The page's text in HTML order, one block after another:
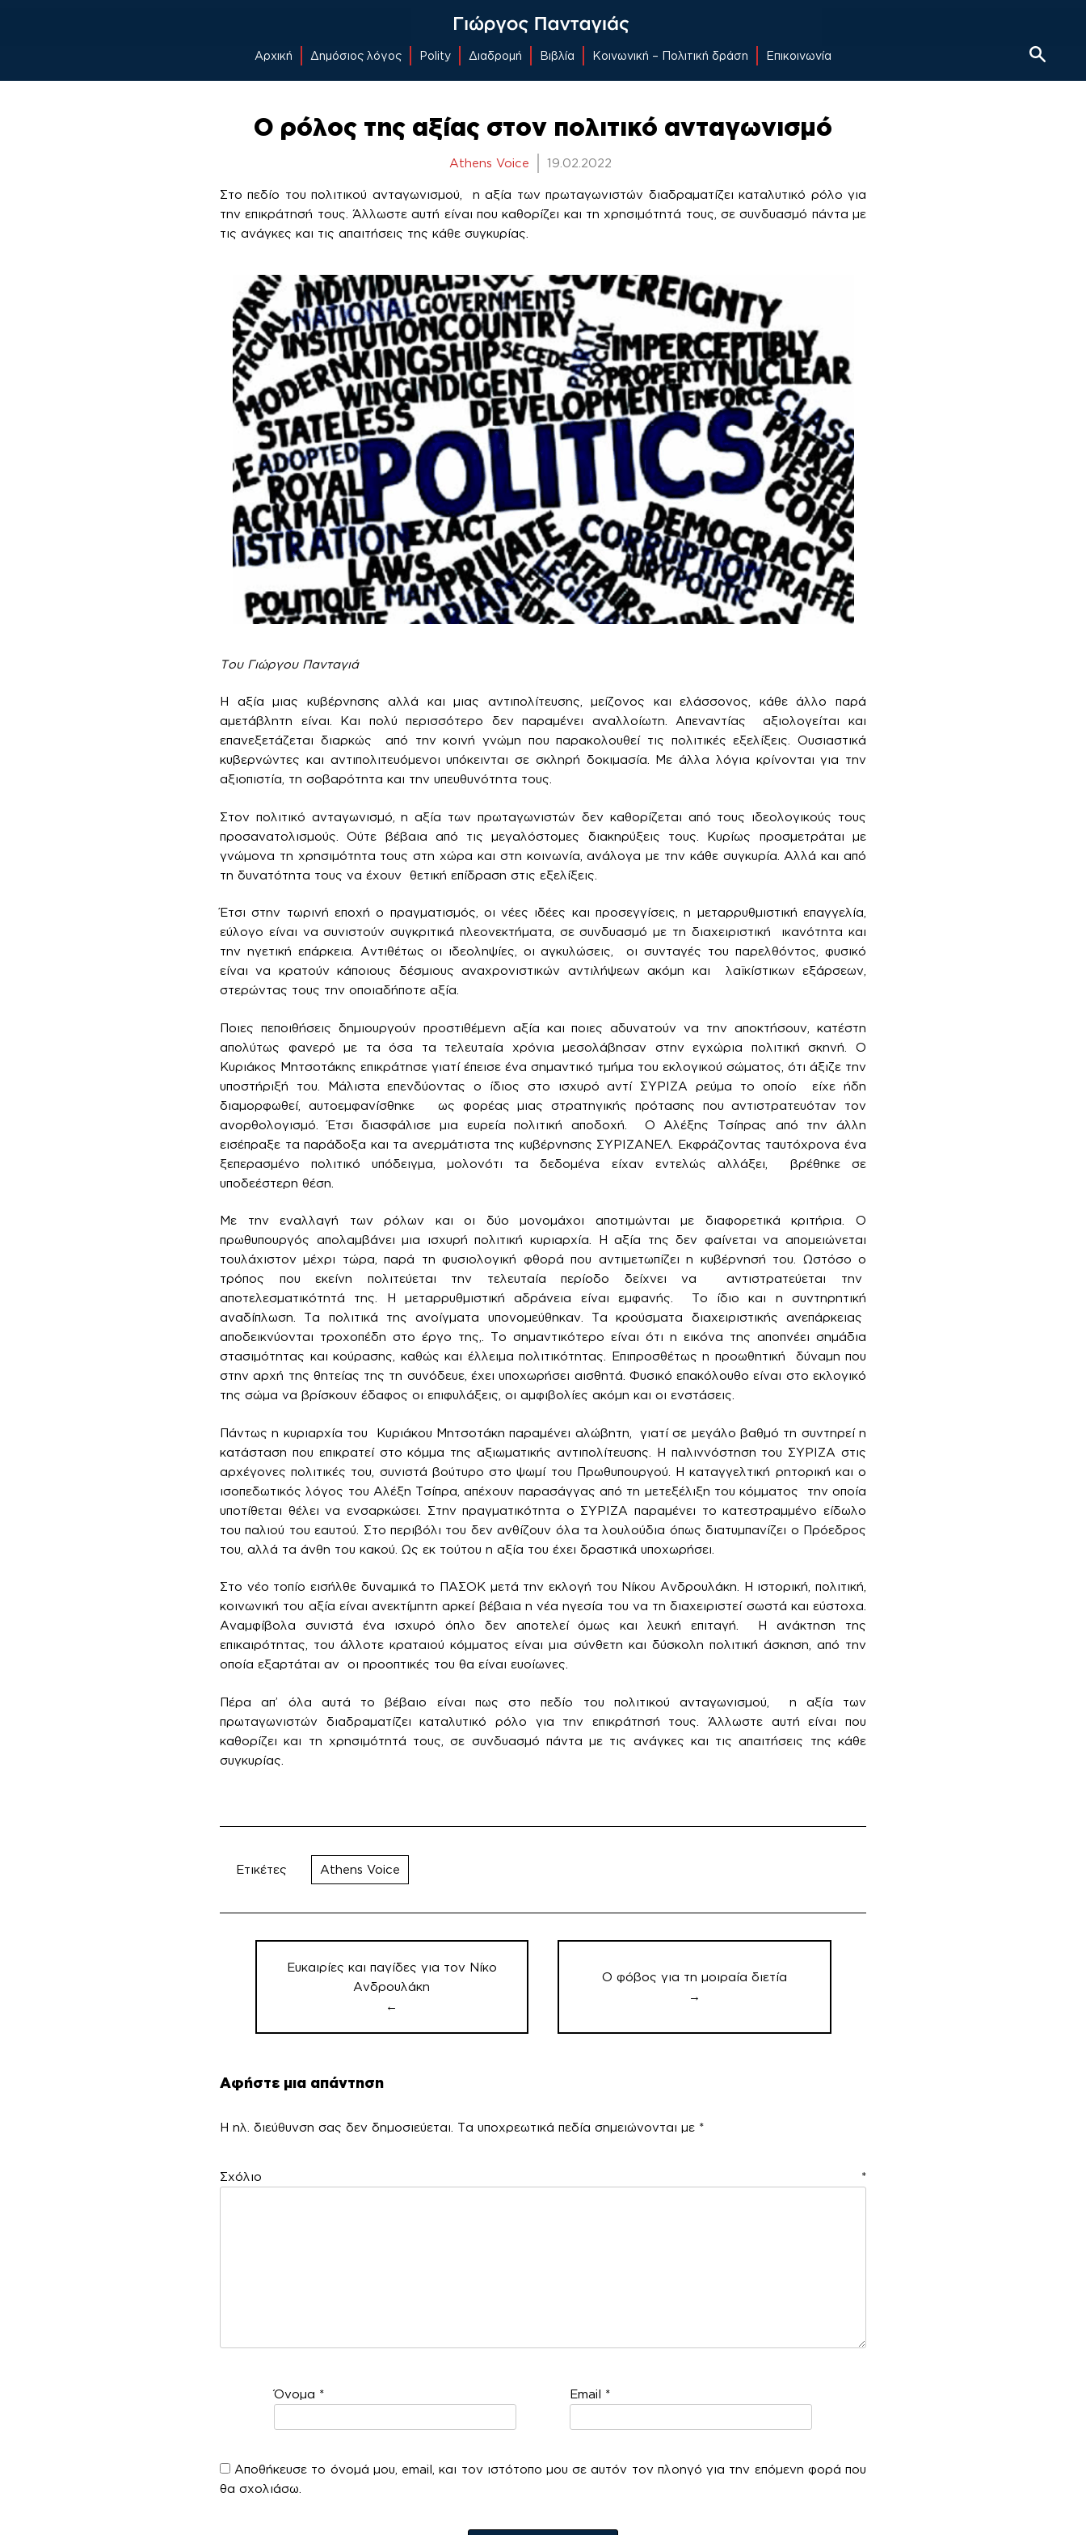
Αρχική Δημόσιος λόγος Polity Διαδρομή Βιβλία Κοινωνική – Πολιτική δράση Επικοινωνία
Ο ρόλος της αξίας στον πολιτικό ανταγωνισμό
Athens Voice 19.02.2022
Στο πεδίο του πολιτικού ανταγωνισμού, η αξία των πρωταγωνιστών διαδραματίζει καταλυτικό ρόλο για
την επικράτησή τους. Άλλωστε αυτή είναι που καθορίζει και τη χρησιμότητά τους, σε συνδυασμό πάντα με
τις ανάγκες και τις απαιτήσεις της κάθε συγκυρίας.
Του Γιώργου Πανταγιά
Η αξία μιας κυβέρνησης αλλά και μιας αντιπολίτευσης, μείζονος και ελάσσονος, κάθε άλλο παρά
αμετάβλητη είναι. Και πολύ περισσότερο δεν παραμένει αναλλοίωτη. Απεναντίας αξιολογείται και
επανεξετάζεται διαρκώς από την κοινή γνώμη που παρακολουθεί τις πολιτικές εξελίξεις. Ουσιαστικά
κυβερνώντες και αντιπολιτευόμενοι υπόκεινται σε σκληρή δοκιμασία. Με άλλα λόγια κρίνονται για την
αξιοπιστία, τη σοβαρότητα και την υπευθυνότητα τους.
Στον πολιτικό ανταγωνισμό, η αξία των πρωταγωνιστών δεν καθορίζεται από τους ιδεολογικούς τους
προσανατολισμούς. Ούτε βέβαια από τις μεγαλόστομες διακηρύξεις τους. Κυρίως προσμετράται με
γνώμονα τη χρησιμότητα τους στη χώρα και στη κοινωνία, ανάλογα με την κάθε συγκυρία. Αλλά και από
τη δυνατότητα τους να έχουν θετική επίδραση στις εξελίξεις.
Έτσι στην τωρινή εποχή ο πραγματισμός, οι νέες ιδέες και προσεγγίσεις, η μεταρρυθμιστική επαγγελία,
εύλογο είναι να συνιστούν συγκριτικά πλεονεκτήματα, σε συνδυασμό με τη διαχειριστική ικανότητα και
την ηγετική επάρκεια. Αντιθέτως οι ιδεοληψίες, οι αγκυλώσεις, οι συνταγές του παρελθόντος, φυσικό
είναι να κρατούν κάποιους δέσμιους αναχρονιστικών αντιλήψεων ακόμη και λαϊκίστικων εξάρσεων,
στερώντας τους την οποιαδήποτε αξία.
Ποιες πεποιθήσεις δημιουργούν προστιθέμενη αξία και ποιες αδυνατούν να την αποκτήσουν, κατέστη
απολύτως φανερό με τα όσα τα τελευταία χρόνια μεσολάβησαν στην εγχώρια πολιτική σκηνή. Ο
Κυριάκος Μητσοτάκης επικράτησε γιατί έπεισε ένα σημαντικό τμήμα του εκλογικού σώματος, ότι άξιζε την
υποστήριξή του. Μάλιστα επενδύοντας ο ίδιος στο ισχυρό αντί ΣΥΡΙΖΑ ρεύμα το οποίο είχε ήδη
διαμορφωθεί, αυτοεμφανίσθηκε ως φορέας μιας στρατηγικής πρότασης που αντιστρατευόταν τον
ανορθολογισμό. Έτσι διασφάλισε μια ευρεία πολιτική αποδοχή. Ο Αλέξης Τσίπρας από την άλλη
εισέπραξε τα παράδοξα και τα ανερμάτιστα της κυβέρνησης ΣΥΡΙΖΑΝΕΛ. Εκφράζοντας ταυτόχρονα ένα
ξεπερασμένο πολιτικό υπόδειγμα, μολονότι τα δεδομένα είχαν εντελώς αλλάξει, βρέθηκε σε
υποδεέστερη θέση.
Με την εναλλαγή των ρόλων και οι δύο μονομάχοι αποτιμώνται με διαφορετικά κριτήρια. Ο
πρωθυπουργός απολαμβάνει μια ισχυρή πολιτική κυριαρχία. Η αξία της δεν φαίνεται να απομειώνεται
τουλάχιστον μέχρι τώρα, παρά τη φυσιολογική φθορά που αντιμετωπίζει η κυβέρνησή του. Ωστόσο ο
τρόπος που εκείνη πολιτεύεται την τελευταία περίοδο δείχνει να αντιστρατεύεται την
αποτελεσματικότητά της. Η μεταρρυθμιστική αδράνεια είναι εμφανής. Το ίδιο και η συντηρητική
αναδίπλωση. Τα πολιτικά της ανοίγματα υπονομεύθηκαν. Τα κρούσματα διαχειριστικής ανεπάρκειας
αποδεικνύονται τροχοπέδη στο έργο της,. Το σημαντικότερο είναι ότι η εικόνα της αποπνέει σημάδια
στασιμότητας και κούρασης, καθώς και έλλειμα πολιτικότητας. Επιπροσθέτως η προωθητική δύναμη που
στην αρχή της θητείας της τη συνόδευε, έχει υποχωρήσει αισθητά. Φυσικό επακόλουθο είναι στο εκλογικό
της σώμα να βρίσκουν έδαφος οι επιφυλάξεις, οι αμφιβολίες ακόμη και οι ενστάσεις.
Πάντως η κυριαρχία του Κυριάκου Μητσοτάκη παραμένει αλώβητη, γιατί σε μεγάλο βαθμό τη συντηρεί η
κατάσταση που επικρατεί στο κόμμα της αξιωματικής αντιπολίτευσης. Η παλιννόστηση του ΣΥΡΙΖΑ στις
αρχέγονες πολιτικές του, συνιστά βούτυρο στο ψωμί του Πρωθυπουργού. Η καταγγελτική ρητορική και ο
ισοπεδωτικός λόγος του Αλέξη Τσίπρα, απέχουν παρασάγγας από τη μετεξέλιξη του κόμματος την οποία
υποτίθεται θέλει να ενσαρκώσει. Στην πραγματικότητα ο ΣΥΡΙΖΑ παραμένει το κατεστραμμένο είδωλο
του παλιού του εαυτού. Στο περιβόλι του δεν ανθίζουν όλα τα λουλούδια όπως διατυμπανίζει ο Πρόεδρος
του, αλλά τα άνθη του κακού. Ως εκ τούτου η αξία του έχει δραστικά υποχωρήσει.
Στο νέο τοπίο εισήλθε δυναμικά το ΠΑΣΟΚ μετά την εκλογή του Νίκου Ανδρουλάκη. Η ιστορική, πολιτική,
κοινωνική του αξία είναι ανεκτίμητη αρκεί βέβαια η νέα ηγεσία του να τη διαχειριστεί σωστά και εύστοχα.
Αναμφίβολα συνιστά ένα ισχυρό όπλο δεν αποτελεί όμως και λευκή επιταγή. Η ανάκτηση της
επικαιρότητας, του άλλοτε κραταιού κόμματος είναι μια σύνθετη και δύσκολη πολιτική άσκηση, από την
οποία εξαρτάται αν οι προοπτικές του θα είναι ευοίωνες.
Πέρα απ’ όλα αυτά το βέβαιο είναι πως στο πεδίο του πολιτικού ανταγωνισμού, η αξία των
πρωταγωνιστών διαδραματίζει καταλυτικό ρόλο για την επικράτησή τους. Άλλωστε αυτή είναι που
καθορίζει και τη χρησιμότητά τους, σε συνδυασμό πάντα με τις ανάγκες και τις απαιτήσεις της κάθε
συγκυρίας.
Ετικέτες Athens Voice
Πλοήγηση
Ευκαιρίες και παγίδες για τον Νίκο
Ανδρουλάκη
←
Ο φόβος για τη μοιραία διετία
→
Αφήστε μια απάντηση
Η ηλ. διεύθυνση σας δεν δημοσιεύεται. Τα υποχρεωτικά πεδία σημειώνονται με *
Σχόλιο *
Όνομα * Email *
Αποθήκευσε το όνομά μου, email, και τον ιστότοπο μου σε αυτόν τον πλοηγό για την επόμενη φορά που
θα σχολιάσω.